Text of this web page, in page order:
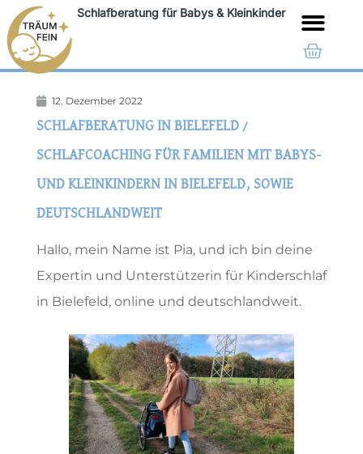
Schlafberatung für Babys & Kleinkinder
12. Dezember 2022
SCHLAFBERATUNG IN BIELEFELD /
SCHLAFCOACHING FÜR FAMILIEN MIT BABYS-
UND KLEINKINDERN IN BIELEFELD, SOWIE
DEUTSCHLANDWEIT
Hallo, mein Name ist Pia, und ich bin deine
Expertin und Unterstützerin für Kinderschlaf
in Bielefeld, online und deutschlandweit.